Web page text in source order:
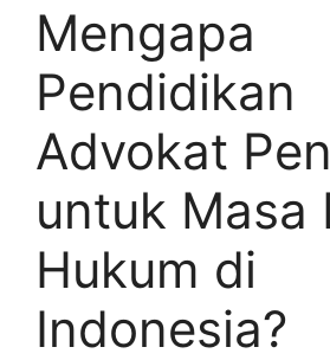
Mengapa
Pendidikan
Advokat
untuk Masa
Hukum di
Indonesia?